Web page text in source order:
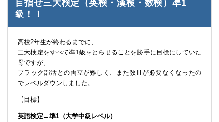
目指せ三大検定（英検・漢検・数検）凖1
級！！
高校2年生が終わるまでに、
三大検定をすべて凖1級をとらせることを勝手に目標にしていた
母ですが、
ブラック部活との両立が難しく、また数Ⅲが必要なくなったの
でレベルダウンしました。
【目標】
英語検定→準1（大学中級レベル）